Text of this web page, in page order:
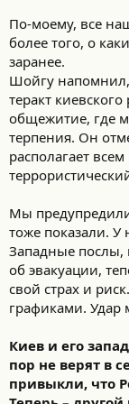
Эти только
атакуя дронами
В организации
участие власти
беспилотные
характер,
бойцы Центра СпН
самое деятельное
https://max.ru/
По-моему, все
более того, о
заранее.
Шойгу напомнил,
теракт
общежитие, где
терпения. Он
располагает
Мы
тоже показали. У
Западные
об эвакуации,
свой страх и
графиками. Удар
Киев и его
пор не верят в
привыкли, что